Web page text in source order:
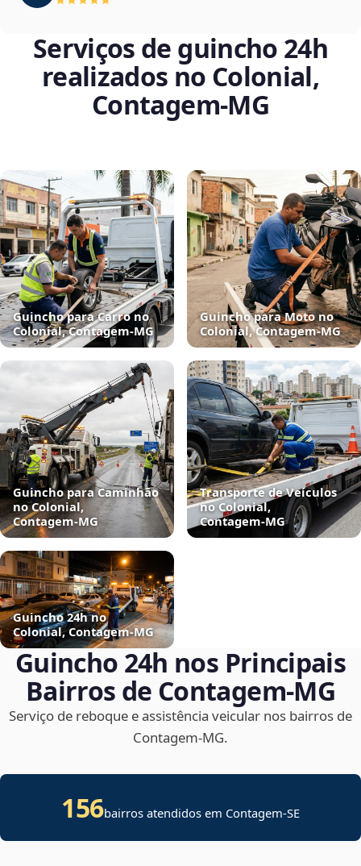
Serviços de guincho 24h
realizados no Colonial,
Contagem‑MG
Guincho para Carro no
Colonial, Contagem‑MG
Guincho para Moto no
Colonial, Contagem‑MG
Guincho para Caminhão
no Colonial,
Contagem‑MG
Transporte de Veículos
no Colonial,
Contagem‑MG
Guincho 24h no
Colonial, Contagem‑MG
Guincho 24h nos Principais
Bairros de Contagem‑MG
Serviço de reboque e assistência veicular nos bairros de
Contagem‑MG.
156bairros atendidos em Contagem-SE